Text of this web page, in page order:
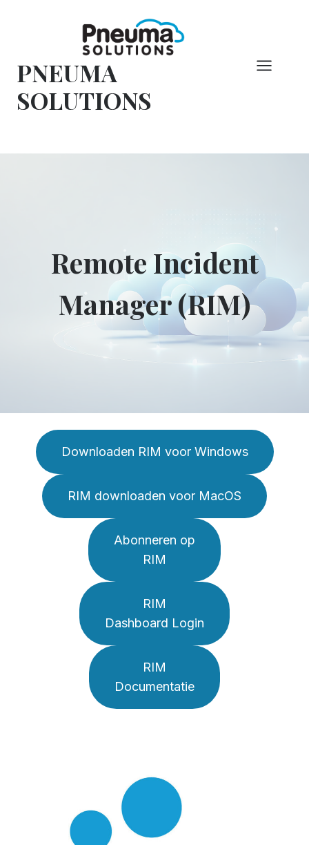
PNEUMA
SOLUTIONS
Remote Incident
Manager (RIM)
Downloaden RIM voor Windows
RIM downloaden voor MacOS
Abonneren op
RIM
RIM
Dashboard Login
RIM
Documentatie